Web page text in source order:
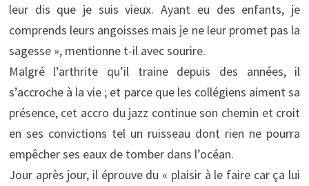
leur dis que je suis vieux. Ayant eu des enfants, je
comprends leurs angoisses mais je ne leur promet pas la
sagesse », mentionne t-il avec sourire.
Malgré l’arthrite qu’il traine depuis des années, il
s’accroche à la vie ; et parce que les collégiens aiment sa
présence, cet accro du jazz continue son chemin et croit
en ses convictions tel un ruisseau dont rien ne pourra
empêcher ses eaux de tomber dans l’océan.
Jour après jour, il éprouve du « plaisir à le faire car ça lui